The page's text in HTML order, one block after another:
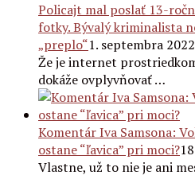
Policajt mal poslať 13-
fotky. Bývalý kriminalista
„preplo“1. septembra 2022
Že je internet
dokáže ovplyvňovať …
Komentár Iva Samsona:
ostane “ľavica” pri moci?
Vlastne, už to nie je ani